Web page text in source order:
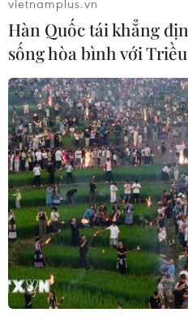
6 cách để người
với Google
28/04/2020 02:22
Giữa một rừng thông tin về
nhiều người đôi khi dễ
lệch (fake news). Mới đây,
xác minh thông tin có đúng
Hàn Quốc tái khẳng
sống hòa bình với